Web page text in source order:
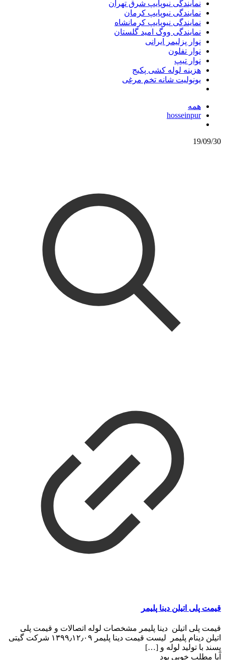
نمایندگی نیوپایپ شرق تهران
نمایندگی نیوپایپ کرمان
نمایندگی نیوپایپ کرمانشاه
نمایندگی ووگ امید گلستان
نوار پزلیمر ایرانی
نوار تفلون
نوار تیپ
هزینه لوله کشی پکیج
یونولیت شانه تخم مرغی
همه
hosseinpur
19/09/30
قیمت پلی اتیلن دینا پلیمر
قیمت پلی اتیلن دینا پلیمر مشخصات لوله اتصالات و قیمت پلی
اتیلن دینام پلیمر لیست قیمت دینا پلیمر ۱۳۹۹٫۱۲٫۰۹ شرکت گیتی
پسند با تولید لوله و […]
آیا مطلب خوبی بود